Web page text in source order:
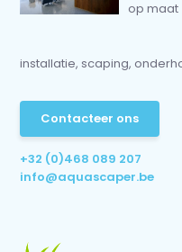
op maat
installatie, scaping,
Contacteer ons
+32 (0)468 089 207
info@aquascaper.be